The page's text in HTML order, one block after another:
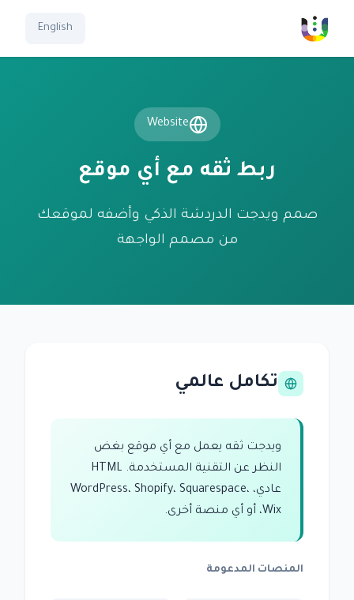
English
Website
ربط ثقه مع أي موقع
صمم ويدجت الدردشة الذكي وأضفه لموقعك
من مصمم الواجهة
تكامل عالمي
ويدجت ثقه يعمل مع أي موقع بغض
النظر عن التقنية المستخدمة. HTML
عادي، WordPress، Shopify، Squarespace،
Wix، أو أي منصة أخرى.
المنصات المدعومة